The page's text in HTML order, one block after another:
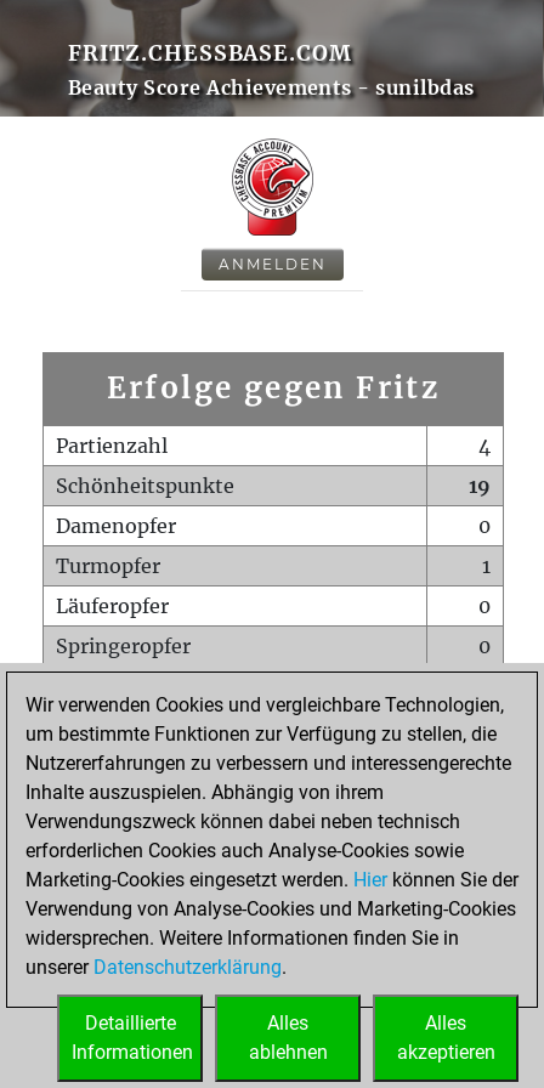
FRITZ.CHESSBASE.COM
Beauty Score Achievements - sunilbdas
ANMELDEN
Erfolge gegen Fritz
Partienzahl
4
Schönheitspunkte
19
Damenopfer
0
Turmopfer
1
Läuferopfer
0
Springeropfer
0
Matt auf vollem Brett
0
Bauer setzt Matt
0
Erstickte Matts
Unterverwandlungen
Türme auf der siebten
0
STARTSEITE
Wir verwenden Cookies und vergleichbare Technologien,
um bestimmte Funktionen zur Verfügung zu stellen, die
Nutzererfahrungen zu verbessern und interessengerechte
Inhalte auszuspielen. Abhängig von ihrem
Verwendungszweck können dabei neben technisch
erforderlichen Cookies auch Analyse-Cookies sowie
Marketing-Cookies eingesetzt werden. Hierkönnen Sie der
Verwendung von Analyse-Cookies und Marketing-Cookies
widersprechen. Weitere Informationen finden Sie in
unserer Datenschutzerklärung.
Alles
akzeptieren
Alles
ablehnen
Detaillierte
Informationen